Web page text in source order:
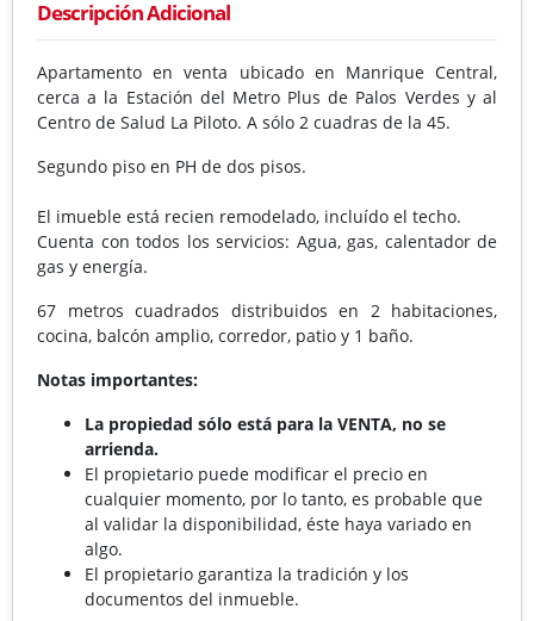
Descripción Adicional
Apartamento en venta ubicado en Manrique Central,
cerca a la Estación del Metro Plus de Palos Verdes y al
Centro de Salud La Piloto. A sólo 2 cuadras de la 45.
Segundo piso en PH de dos pisos.
El imueble está recien remodelado, incluído el techo.
Cuenta con todos los servicios: Agua, gas, calentador de
gas y energía.
67 metros cuadrados distribuidos en 2 habitaciones,
cocina, balcón amplio, corredor, patio y 1 baño.
Notas importantes:
La propiedad sólo está para la VENTA, no se
arrienda.
El propietario puede modificar el precio en
cualquier momento, por lo tanto, es probable que
al validar la disponibilidad, éste haya variado en
algo.
El propietario garantiza la tradición y los
documentos del inmueble.